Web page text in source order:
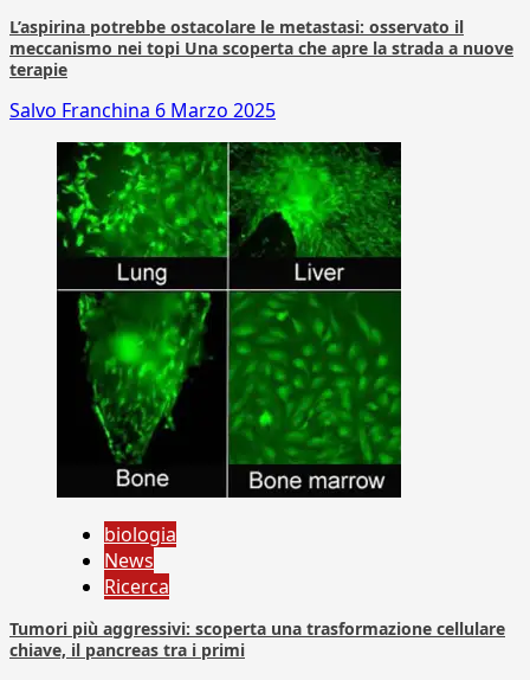
L’aspirina potrebbe ostacolare le metastasi: osservato il
meccanismo nei topi Una scoperta che apre la strada a nuove
terapie
Salvo Franchina 6 Marzo 2025
biologia
News
Ricerca
Tumori più aggressivi: scoperta una trasformazione cellulare
chiave, il pancreas tra i primi